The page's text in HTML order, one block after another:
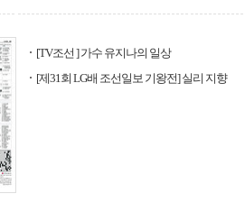
[TV조선 ] 가수 유지나의 일상
[제31회 LG배 조선일보 기왕전] 실리 지향